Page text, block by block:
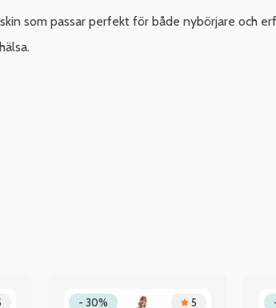
som passar perfekt för både nybörjare och
- 30% 5